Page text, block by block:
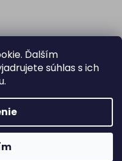
Ďalším
súhlas s ich
.